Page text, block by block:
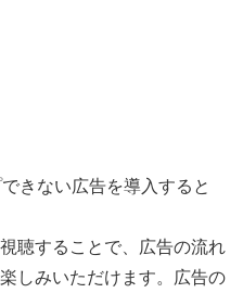
きない広告を導入すると
聴することで、広告の流れ
しみいただけます。広告の